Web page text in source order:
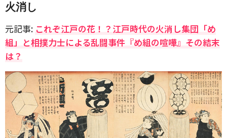
火消し
元記事: これぞ江戸の花！？江戸時代の火消し集団「め
組」と相撲力士による乱闘事件『め組の喧嘩』その結末
は？